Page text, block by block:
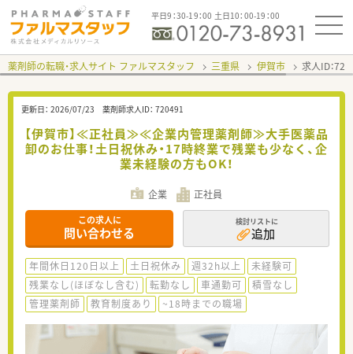
平日9：30-19：00 土日10：00-19：00
薬剤師の転職・求人サイト ファルマスタッフ 三重県 伊賀市 求人ID：
更新日： 2026/07/23 薬剤師求人ID： 720491
【伊賀市】≪正社員≫≪企業内管理薬剤師≫大手医薬品
卸のお仕事！土日祝休み・17時終業で残業も少なく、企
業未経験の方もOK！
企業 正社員
この求人に
問い合わせる
検討リストに
追加
年間休日120日以上 土日祝休み 週32h以上
未経験可
残業なし(ほぼなし含む)
転勤なし 車通勤可
積雪なし
管理薬剤師
教育制度あり ~18時までの職場